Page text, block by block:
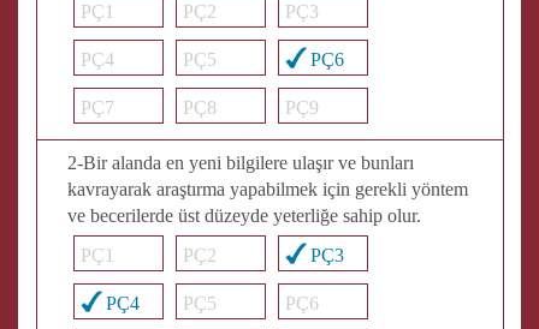
PÇ1
PÇ2 PÇ3
PÇ4 PÇ5 PÇ6
PÇ7 PÇ8 PÇ9
2-Bir alanda en yeni bilgilere ulaşır ve bunları
kavrayarak araştırma yapabilmek için gerekli yöntem
ve becerilerde üst düzeyde yeterliğe sahip olur.
PÇ1
PÇ2 PÇ3
PÇ4 PÇ5 PÇ6